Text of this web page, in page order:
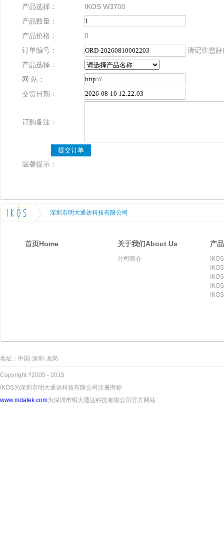
产品选择：
IKOS W3700
产品数量：
产品价格：
0
订单编号：
请记住您
产品选择：
网 站：
交货日期：
订购备注：
温馨提示：
首页Home 关于我们About Us
公司简介
产
Copyright ?2005 - 2015
IKOS为深圳市明大通达科技有限公司注册商标
www.mdatek.com为深圳市明大通达科技有限公司官方网站
地址：中国·深圳·龙岗
深圳市明大通达科技有限公司